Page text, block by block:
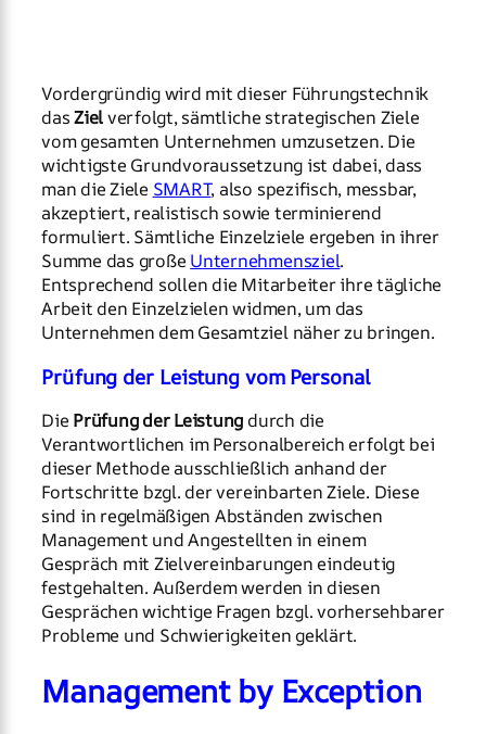
Vordergründig wird mit dieser Führungstechnik
dasZielverfolgt, sämtliche strategischen Ziele
vom gesamten Unternehmen umzusetzen. Die
wichtigste Grundvoraussetzung ist dabei, dass
man die Ziele SMART, also spezifisch, messbar,
akzeptiert, realistisch sowie terminierend
formuliert. Sämtliche Einzelziele ergeben in ihrer
Summe das große Unternehmensziel.
Entsprechend sollen die Mitarbeiter ihre tägliche
Arbeit den Einzelzielen widmen, um das
Unternehmen dem Gesamtziel näher zu bringen.
Prüfung der Leistung vom Personal
Die Prüfung der Leistung durch die
Verantwortlichen im Personalbereich erfolgt bei
dieser Methode ausschließlich anhand der
Fortschritte bzgl. der vereinbarten Ziele. Diese
sind in regelmäßigen Abständen zwischen
Management und Angestellten in einem
Gespräch mit Zielvereinbarungen eindeutig
festgehalten. Außerdem werden in diesen
Gesprächen wichtige Fragen bzgl. vorhersehbarer
Probleme und Schwierigkeiten geklärt.
Management by Exception